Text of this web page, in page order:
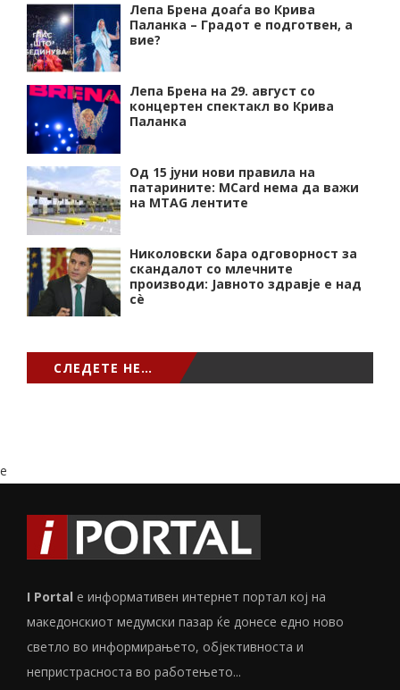
Лепа Брена доаѓа во Крива
Паланка – Градот е подготвен, а
вие?
Лепа Брена на 29. август со
концертен спектакл во Крива
Паланка
Од 15 јуни нови правила на
патарините: MCard нема да важи
на MTAG лентите
Николовски бара одговорност за
скандалот со млечните
производи: Јавното здравје е над
сѐ
СЛЕДЕТЕ НЕ…
e
I Portal е информативен интернет портал кој на
македонскиот медумски пазар ќе донесе едно ново
светло во информирањето, објективноста и
непристрасноста во работењето...